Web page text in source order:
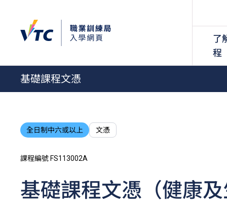
了
程
基礎課程文憑
全日制中六或以上 文憑
課程編號 FS113002A
基礎課程文憑（健康